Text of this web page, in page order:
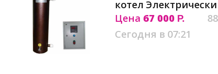
котел
Цена 67 000 Р.
Сегодня в 07:21